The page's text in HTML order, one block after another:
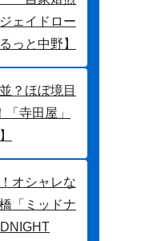
ェイドロー
っと中野】
？ほぼ境目
寺田屋」
オシャレな
「ミッドナ